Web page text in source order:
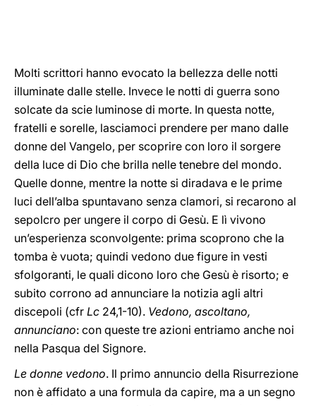
Molti scrittori hanno evocato la bellezza delle notti
illuminate dalle stelle. Invece le notti di guerra sono
solcate da scie luminose di morte. In questa notte,
fratelli e sorelle, lasciamoci prendere per mano dalle
donne del Vangelo, per scoprire con loro il sorgere
della luce di Dio che brilla nelle tenebre del mondo.
Quelle donne, mentre la notte si diradava e le prime
luci dell’alba spuntavano senza clamori, si recarono al
sepolcro per ungere il corpo di Gesù. E lì vivono
un’esperienza sconvolgente: prima scoprono che la
tomba è vuota; quindi vedono due figure in vesti
sfolgoranti, le quali dicono loro che Gesù è risorto; e
subito corrono ad annunciare la notizia agli altri
discepoli (cfr Lc 24,1-10). Vedono, ascoltano,
annunciano: con queste tre azioni entriamo anche noi
nella Pasqua del Signore.
Le donne vedono. Il primo annuncio della Risurrezione
non è affidato a una formula da capire, ma a un segno